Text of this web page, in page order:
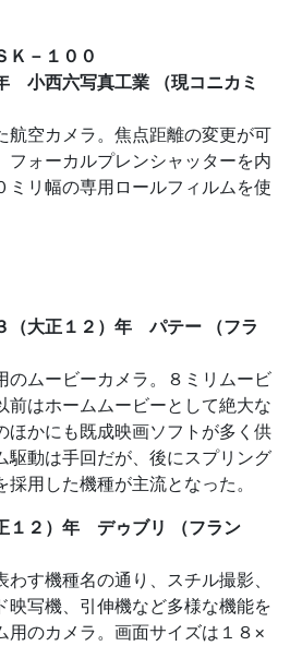
－１００
小西六写真工業 （現コニカミ
航空カメラ。焦点距離の変更が可
フォーカルプレンシャッターを内
ミリ幅の専用ロールフィルムを使
大正１２）年 パテー （フラ
のムービーカメラ。８ミリムービ
前はホームムービーとして絶大な
ほかにも既成映画ソフトが多く供
駆動は手回だが、後にスプリング
用した機種が主流となった。
１２）年 デゥブリ （フラン
す機種名の通り、スチル撮影、
映写機、引伸機など多様な機能を
用のカメラ。画面サイズは１８×